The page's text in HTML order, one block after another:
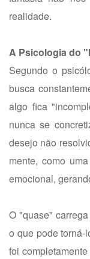
realidade.
A Psicologia do
Segundo o
busca
algo fica
nunca se
desejo não
mente, como
emocional,
O "quase"
o que pode
foi